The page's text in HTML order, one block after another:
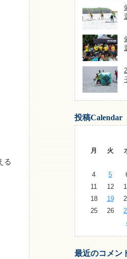
る
投稿Calendar
月
火
4
5
11
12
18
19
25
26
最近のコメン